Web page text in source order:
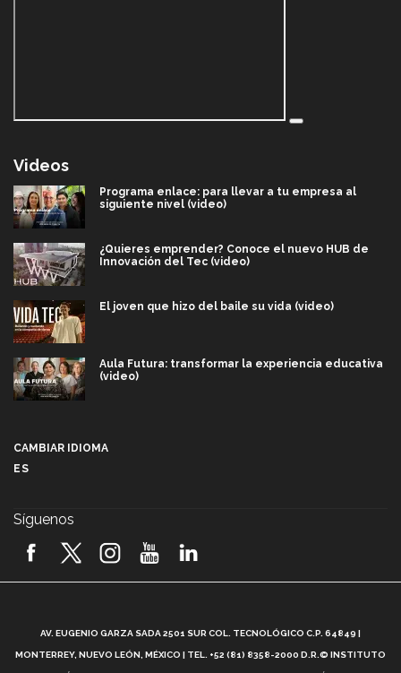
Videos
Programa enlace: para llevar a tu empresa al
siguiente nivel (video)
¿Quieres emprender? Conoce el nuevo HUB de
Innovación del Tec (video)
El joven que hizo del baile su vida (video)
Aula Futura: transformar la experiencia educativa
(video)
2026! (video)
¿Cómo es el Modelo Educativo Tec? (video)
CAMBIAR IDIOMA
ES
Síguenos
AV. EUGENIO GARZA SADA 2501 SUR COL. TECNOLÓGICO C.P. 64849 |
MONTERREY, NUEVO LEÓN, MÉXICO | TEL. +52 (81) 8358-2000 D.R.© INSTITUTO